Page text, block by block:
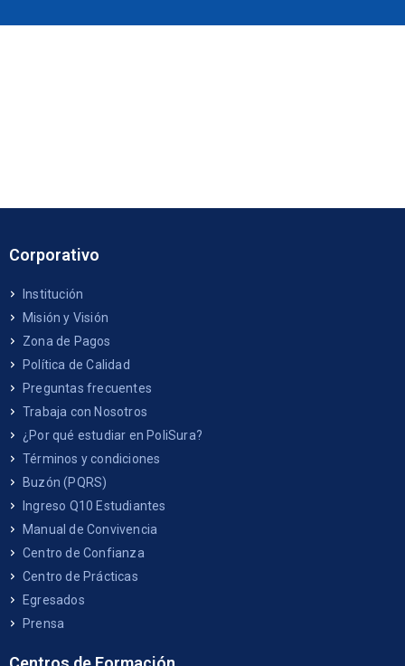
Corporativo
Institución
Misión y Visión
Zona de Pagos
Política de Calidad
Preguntas frecuentes
Trabaja con Nosotros
¿Por qué estudiar en PoliSura?
Términos y condiciones
Buzón (PQRS)
Ingreso Q10 Estudiantes
Manual de Convivencia
Centro de Confianza
Centro de Prácticas
Egresados
Prensa